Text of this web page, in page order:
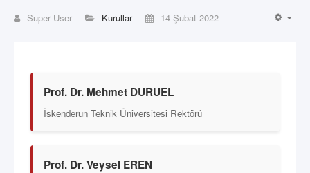
Super User Kurullar 14 Şubat 2022
Prof. Dr. Mehmet DURUEL
İskenderun Teknik Üniversitesi Rektörü
Prof. Dr. Veysel EREN